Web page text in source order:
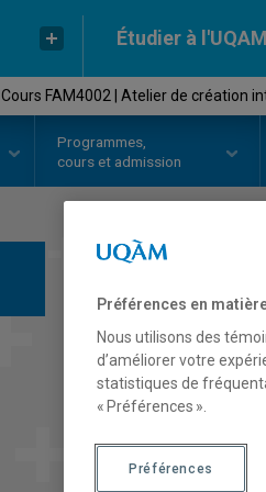
Étudier à l'UQAM
Cours FAM4002 | Atelier de création
Programmes,
cours et admission
COURS
Préférences en
Nous utilisons des
d’améliorer votre
statistiques de
« Préférences ».
Préférences